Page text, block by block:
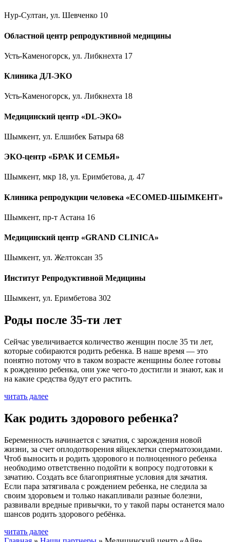
Нур-Султан, ул. Шевченко 10
Областной центр репродуктивной медицины
Усть-Каменогорск, ул. Либкнехта 17
Клиника ДЛ-ЭКО
Усть-Каменогорск, ул. Либкнехта 18
Медицинский центр «DL-ЭКО»
Шымкент, ул. Елшибек Батыра 68
ЭКО-центр «БРАК И СЕМЬЯ»
Шымкент, мкр 18, ул. Еримбетова, д. 47
Клиника репродукции человека «ECOMED-ШЫМКЕНТ»
Шымкент, пр-т Астана 16
Медицинский центр «GRAND CLINICA»
Шымкент, ул. Желтоксан 35
Институт Репродуктивной Медицины
Шымкент, ул. Еримбетова 302
Роды после 35-ти лет
Сейчас увеличивается количество женщин после 35 ти лет,
которые собираются родить ребенка. В наше время — это
понятно потому что в таком возрасте женщины более готовы
к рождению ребенка, они уже чего-то достигли и знают, как и
на какие средства будут его растить.
читать далее
Как родить здорового ребенка?
Беременность начинается с зачатия, с зарождения новой
жизни, за счет оплодотворения яйцеклетки сперматозоидами.
Чтоб выносить и родить здорового и полноценного ребенка
необходимо ответственно подойти к вопросу подготовки к
зачатию. Создать все благоприятные условия для зачатия.
Если пара затягивала с рождением ребенка, не следила за
своим здоровьем и только накапливали разные болезни,
развивали вредные привычки, то у такой пары останется мало
шансов родить здорового ребёнка.
читать далее